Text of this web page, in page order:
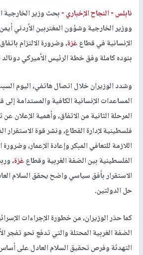
نابلس -النجاح الإخباري -بحث وزير الخارجية
ووزير الخارجية وشؤون المغتربين الأردني
الإنسانية في قطاعغزة، وضرورة الالتزام
بنوده كاملة وفق خطة الرئيس الأميركي
وشدد الوزيران خلال اتصال هاتفي، اليوم
المساعدات الإنسانية الكافية والمستدامة إلى
المرحلة الثانية من الاتفاق، وأهمية الإعلان
فلسطينية لإدارة القطاع، ونشر قوة الاستقرار
اللازمة للتعافي المبكر وإعادة الإعمار،
الفلسطينية بين الضفة الغربية وقطاعغزة،
الاستقرار بأفق سياسي واضح يحقق السلام
حل الدولتين.
كما حذر الوزيران، من خطورة الإجراءات
الضفة الغربية المحتلة والتي تدفع نحو
التهدئة وفرص تحقيق السلام العادل على